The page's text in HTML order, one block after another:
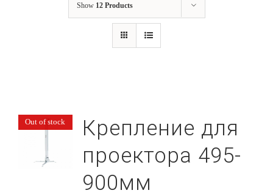
Show 12 Products
Out of stock
Крепление для
проектора 495-
900мм